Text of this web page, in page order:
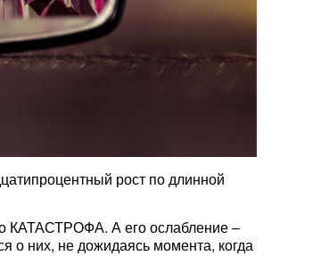
рост по длинной
КАТАСТРОФА. А его ослабление –
о них, не дожидаясь момента, когда